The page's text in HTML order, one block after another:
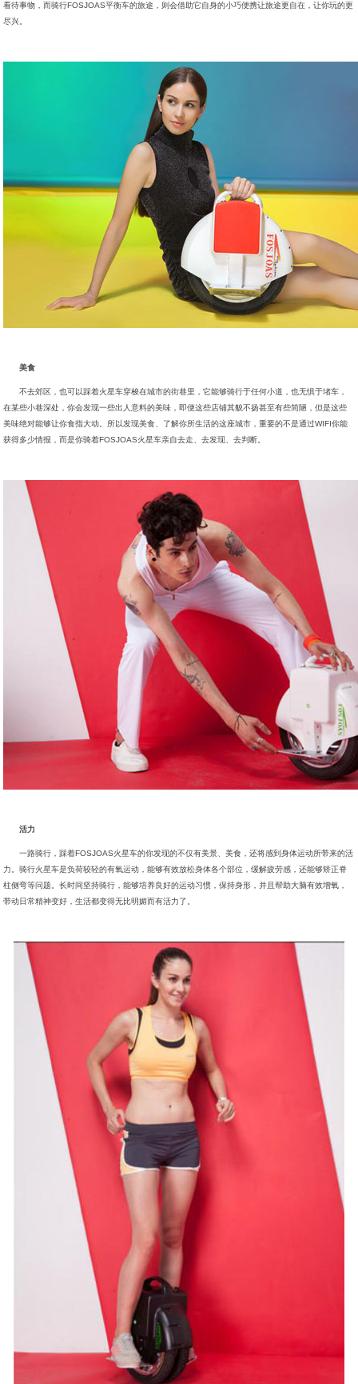
看待事物，而骑行FOSJOAS平衡车的旅途，则会借助它自身的小巧便携让旅途更自在，让你玩的更
尽兴。
美食
不去郊区，也可以踩着火星车穿梭在城市的街巷里，它能够骑行于任何小道，也无惧于堵车，
在某些小巷深处，你会发现一些出人意料的美味，即便这些店铺其貌不扬甚至有些简陋，但是这些
美味绝对能够让你食指大动。所以发现美食、了解你所生活的这座城市，重要的不是通过WIFI你能
获得多少情报，而是你骑着FOSJOAS火星车亲自去走、去发现、去判断。
活力
一路骑行，踩着FOSJOAS火星车的你发现的不仅有美景、美食，还将感到身体运动所带来的活
力。骑行火星车是负荷较轻的有氧运动，能够有效放松身体各个部位，缓解疲劳感，还能够矫正脊
柱侧弯等问题。长时间坚持骑行，能够培养良好的运动习惯，保持身形，并且帮助大脑有效增氧，
带动日常精神变好，生活都变得无比明媚而有活力了。